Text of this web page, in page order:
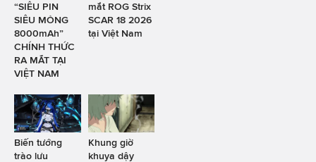
“SIÊU PIN
SIÊU MỎNG
8000mAh”
CHÍNH THỨC
RA MẮT TẠI
VIỆT NAM
mắt ROG Strix
SCAR 18 2026
tại Việt Nam
Biến tướng
trào lưu
Khung giờ
khuya dậy